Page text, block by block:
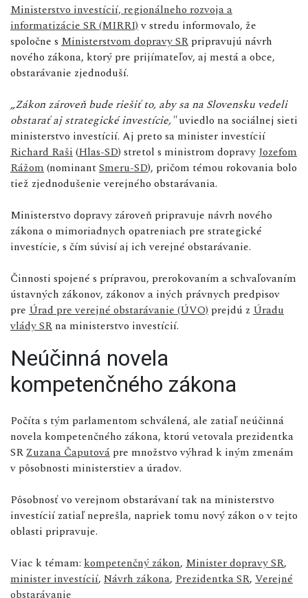
Ministerstvo investícií, regionálneho rozvoja a
informatizácie SR (MIRRI)v stredu informovalo, že
spoločne s Ministerstvom dopravy SR pripravujú návrh
nového zákona, ktorý pre prijímateľov, aj mestá a obce,
obstarávanie zjednoduší.
„Zákon zároveň bude riešiť to, aby sa na Slovensku vedeli
obstarať aj strategické investície,"uviedlo na sociálnej sieti
ministerstvo investícií. Aj preto sa minister investícií
Richard Raši (Hlas-SD) stretol s ministrom dopravy Jozefom
Rážom (nominantSmeru-SD), pričom témou rokovania bolo
tiež zjednodušenie verejného obstarávania.
Ministerstvo dopravy zároveň pripravuje návrh nového
zákona o mimoriadnych opatreniach pre strategické
investície, s čím súvisí aj ich verejné obstarávanie.
Činnosti spojené s prípravou, prerokovaním a schvaľovaním
ústavných zákonov, zákonov a iných právnych predpisov
pre Úrad pre verejné obstarávanie (ÚVO) prejdú z Úradu
vlády SR na ministerstvo investícií.
Neúčinná novela
kompetenčného zákona
Počíta s tým parlamentom schválená, ale zatiaľ neúčinná
novela kompetenčného zákona, ktorú vetovala prezidentka
SR Zuzana Čaputová pre množstvo výhrad k iným zmenám
v pôsobnosti ministerstiev a úradov.
Pôsobnosť vo verejnom obstarávaní tak na ministerstvo
investícií zatiaľ neprešla, napriek tomu nový zákon o v tejto
oblasti pripravuje.
Viac k témam: kompetenčný zákon, Minister dopravy SR,
minister investícií, Návrh zákona, Prezidentka SR, Verejné
obstarávanie